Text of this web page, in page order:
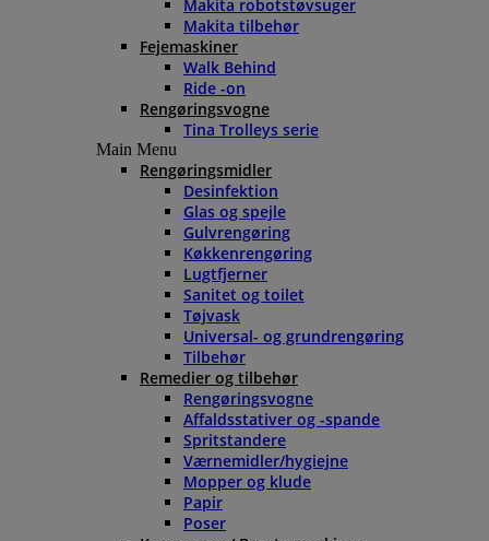
Makita robotstøvsuger
Makita tilbehør
Fejemaskiner
Walk Behind
Ride -on
Rengøringsvogne
Tina Trolleys serie
Main Menu
Rengøringsmidler
Desinfektion
Glas og spejle
Gulvrengøring
Køkkenrengøring
Lugtfjerner
Sanitet og toilet
Tøjvask
Universal- og grundrengøring
Tilbehør
Remedier og tilbehør
Rengøringsvogne
Affaldsstativer og -spande
Spritstandere
Værnemidler/hygiejne
Mopper og klude
Papir
Poser